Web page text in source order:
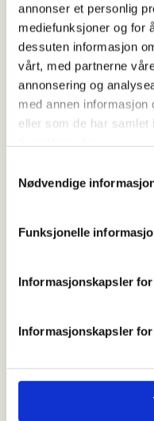
annonser et personlig
mediefunksjoner og for
dessuten informasjon
vårt, med partnerne
annonsering og
med annen informasjon
eller som de har samlet
Nødvendige
Funksjonelle
Informasjonskapsler
Informasjonskapsler
14. Aug 2026
Kl. 18.00 - 22.00
Arrangør
https://
Opplæring i
hvordan man fisker
Datoer kan endre